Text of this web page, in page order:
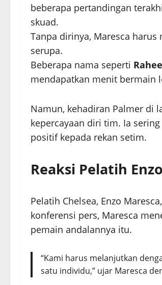
beberapa pertandingan
skuad.
Tanpa dirinya, Maresca
serupa.
Beberapa nama seperti
mendapatkan menit bermain
Namun, kehadiran Palmer di
kepercayaan diri tim. Ia
positif kepada rekan setim.
Reaksi Pelatih
Pelatih Chelsea, Enzo
konferensi pers, Maresca
pemain andalannya itu.
“Kami harus melanjutkan
satu individu,” ujar Maresca